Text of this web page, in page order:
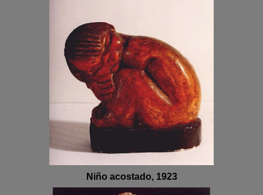
Niño acostado, 1923